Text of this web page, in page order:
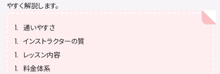
やすく解説します。
通いやすさ
インストラクターの質
レッスン内容
料金体系